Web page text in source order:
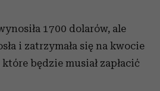
1700 dolarów, ale
i zatrzymała się na kwocie
będzie musiał zapłacić